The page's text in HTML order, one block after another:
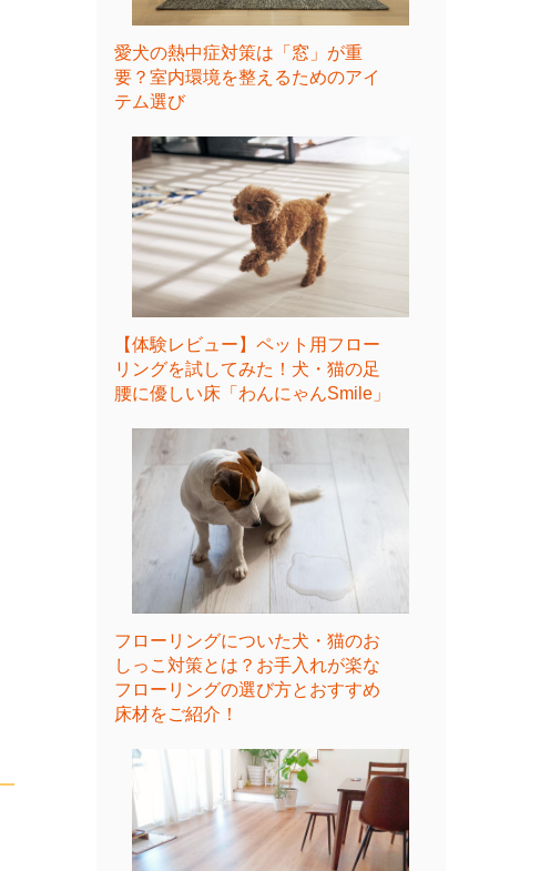
愛犬の熱中症対策は「窓」が重
要？室内環境を整えるためのアイ
テム選び
【体験レビュー】ペット用フロー
リングを試してみた！犬・猫の足
腰に優しい床「わんにゃんSmile」
フローリングについた犬・猫のお
しっこ対策とは？お手入れが楽な
フローリングの選び方とおすすめ
床材をご紹介！